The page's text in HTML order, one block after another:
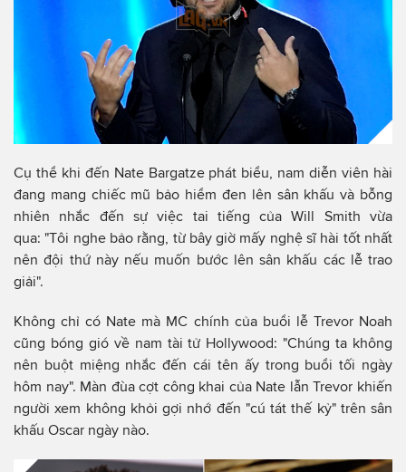
Cụ thể khi đến Nate Bargatze phát biểu, nam diễn viên hài
đang mang chiếc mũ bảo hiểm đen lên sân khấu và bỗng
nhiên nhắc đến sự việc tai tiếng của Will Smith vừa
qua: "Tôi nghe bảo rằng, từ bây giờ mấy nghệ sĩ hài tốt nhất
nên đội thứ này nếu muốn bước lên sân khấu các lễ trao
giải".
Không chỉ có Nate mà MC chính của buổi lễ Trevor Noah
cũng bóng gió về nam tài tử Hollywood: "Chúng ta không
nên buột miệng nhắc đến cái tên ấy trong buổi tối ngày
hôm nay". Màn đùa cợt công khai của Nate lẫn Trevor khiến
người xem không khỏi gợi nhớ đến "cú tát thế kỷ" trên sân
khấu Oscar ngày nào.